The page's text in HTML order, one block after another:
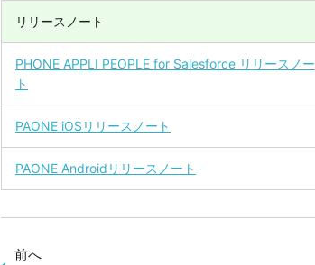
リリースノート
PHONE APPLI PEOPLE for Salesforce リリースノー
ト
PAONE iOSリリースノート
PAONE Androidリリースノート
前へ